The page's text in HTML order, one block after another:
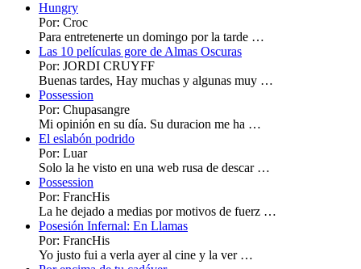
Hungry
Por: Croc
Para entretenerte un domingo por la tarde …
Las 10 películas gore de Almas Oscuras
Por: JORDI CRUYFF
Buenas tardes, Hay muchas y algunas muy …
Possession
Por: Chupasangre
Mi opinión en su día. Su duracion me ha …
El eslabón podrido
Por: Luar
Solo la he visto en una web rusa de descar …
Possession
Por: FrancHis
La he dejado a medias por motivos de fuerz …
Posesión Infernal: En Llamas
Por: FrancHis
Yo justo fui a verla ayer al cine y la ver …